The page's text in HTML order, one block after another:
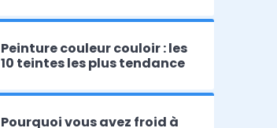
Peinture couleur couloir : les
10 teintes les plus tendance
Pourquoi vous avez froid à